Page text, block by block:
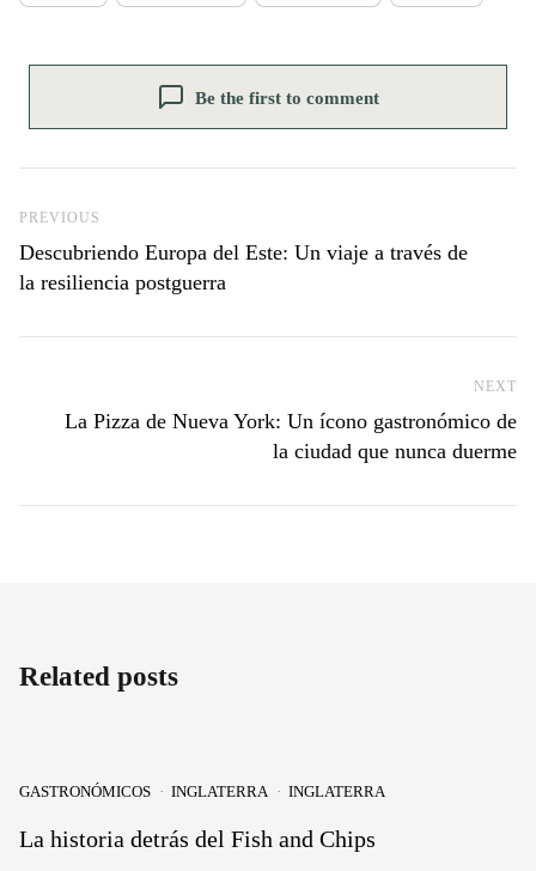
Be the first to comment
Previous Post
PREVIOUS
Descubriendo Europa del Este: Un viaje a través de
la resiliencia postguerra
NEXT
La Pizza de Nueva York: Un ícono gastronómico de
la ciudad que nunca duerme
Related posts
GASTRONÓMICOS INGLATERRA INGLATERRA
La historia detrás del Fish and Chips